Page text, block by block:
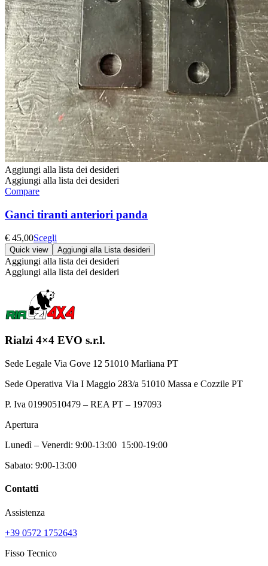
Aggiungi alla lista dei desideri
Aggiungi alla lista dei desideri
Compare
Ganci tiranti anteriori panda
€ 45,00Scegli
prodotto
ha
più
possono
scelte
nella
del
Quick view Aggiungi alla Lista desideri
Aggiungi alla lista dei desideri
Aggiungi alla lista dei desideri
Rialzi 4×4 EVO s.r.l.
Sede Legale Via Gove 12 51010 Marliana PT
Sede Operativa Via I Maggio 283/a 51010 Massa e Cozzile PT
P. Iva 01990510479 – REA PT – 197093
Apertura
Lunedì – Venerdi: 9:00-13:00 15:00-19:00
Sabato: 9:00-13:00
Contatti
Assistenza
+39 0572 1752643
Fisso Tecnico